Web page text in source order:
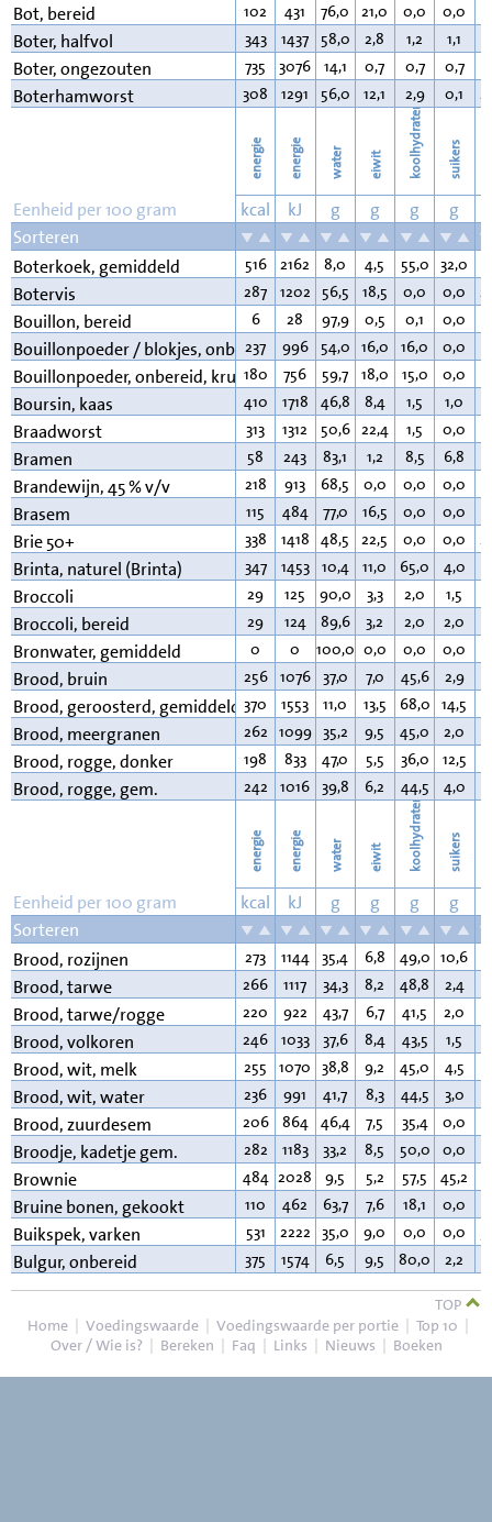
Bot, bereid 102 431 76,0 21,0 0,0 0,0
Boter, halfvol 343 1437 58,0 2,8 1,2 1,1
Boter, ongezouten 735 3076 14,1 0,7 0,7 0,7
Boterhamworst 308 1291 56,0 12,1 2,9 0,1
energie energie water eiwit koolhydraten suikers
Eenheid per 100 gram kcal kJ g g g g
Sorteren
Boterkoek, gemiddeld
516 2162 8,0 4,5 55,0 32,0
Botervis 287 1202 56,5 18,5 0,0 0,0
Bouillon, bereid 6 28 97,9 0,5 0,1 0,0
Bouillonpoeder / blokjes, onbereid, vlees
237 996 54,0 16,0 16,0 0,0
Bouillonpoeder, onbereid, kruiden
180 756 59,7 18,0 15,0 0,0
Boursin, kaas 410 1718 46,8 8,4 1,5 1,0
Braadworst 313 1312 50,6 22,4 1,5 0,0
Bramen 58 243 83,1 1,2 8,5 6,8
Brandewijn, 45 % v/v 218 913 68,5 0,0 0,0 0,0
Brasem 115 484 77,0 16,5 0,0 0,0
Brie 50+ 338 1418 48,5 22,5 0,0 0,0
Brinta, naturel (Brinta) 347 1453 10,4 11,0 65,0 4,0
Broccoli 29 125 90,0 3,3 2,0 1,5
Broccoli, bereid 29 124 89,6 3,2 2,0 2,0
Bronwater, gemiddeld 0 0 100,0 0,0 0,0 0,0
Brood, bruin 256 1076 37,0 7,0 45,6 2,9
Brood, geroosterd, gemiddeld 370 1553 11,0 13,5 68,0 14,5
Brood, meergranen 262 1099 35,2 9,5 45,0 2,0
Brood, rogge, donker 198 833 47,0 5,5 36,0 12,5
Brood, rogge, gem. 242 1016 39,8 6,2 44,5 4,0
energie energie water eiwit koolhydraten suikers
Eenheid per 100 gram kcal kJ g g g g
Sorteren
Brood, rozijnen
273 1144 35,4 6,8 49,0 10,6
Brood, tarwe 266 1117 34,3 8,2 48,8 2,4
Brood, tarwe/rogge 220 922 43,7 6,7 41,5 2,0
Brood, volkoren 246 1033 37,6 8,4 43,5 1,5
Brood, wit, melk 255 1070 38,8 9,2 45,0 4,5
Brood, wit, water 236 991 41,7 8,3 44,5 3,0
Brood, zuurdesem 206 864 46,4 7,5 35,4 0,0
Broodje, kadetje gem. 282 1183 33,2 8,5 50,0 0,0
Brownie 484 2028 9,5 5,2 57,5 45,2
Bruine bonen, gekookt 110 462 63,7 7,6 18,1 0,0
Buikspek, varken 531 2222 35,0 9,0 0,0 0,0
Bulgur, onbereid 375 1574 6,5 9,5 80,0 2,2
TOP
Home | Voedingswaarde | Voedingswaarde per portie | Top 10 |
Over / Wie is? | Bereken | Faq | Links | Nieuws | Boeken